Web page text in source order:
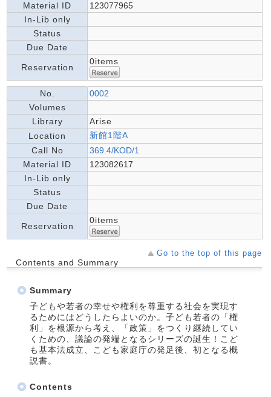
Material ID
123077965
In-Lib only
Status
Due Date
Reservation
0items
No.
0002
Volumes
Library
Arise
Location
新館1階A
Call No
369.4/KOD/1
Material ID
123082617
In-Lib only
Status
Due Date
Reservation
0items
Go to the top of this page
Contents and Summary
Summary
子どもや若者の幸せや権利を尊重する社会を実現す
るためにはどうしたらよいのか。子ども若者の「権
利」を根源から考え、「政策」をつくり継続してい
くための、議論の発端となるシリーズの誕生！こど
も基本法成立、こども家庭庁の発足後、初となる概
説書。
Contents